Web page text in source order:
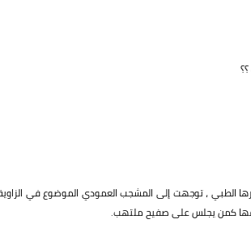
الطبي ، توجهت إلى المشجب العمودي الموضوع في
خلفها كمن يجلس على صفيح ملتهب.